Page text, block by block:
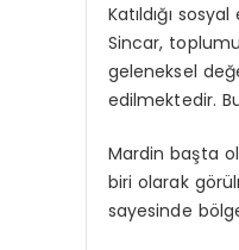
Katıldığı
Sincar,
geleneksel
edilmektedir.
Mardin başta
biri olarak
sayesinde